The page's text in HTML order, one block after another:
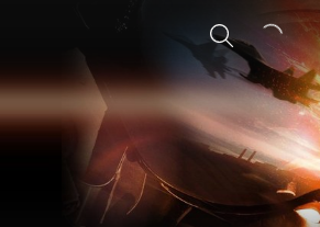
Sök